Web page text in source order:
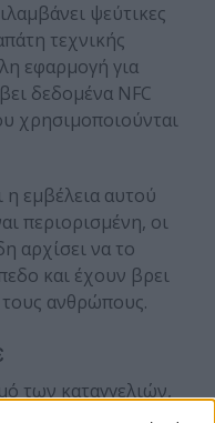
ψεύτικες
τεχνικής
εφαρμογή για
δεδομένα NFC
χρησιμοποιούνται
η εμβέλεια αυτού
περιορισμένη, οι
αρχίσει να το
και έχουν βρει
ανθρώπους.
των καταγγελιών,
απατών